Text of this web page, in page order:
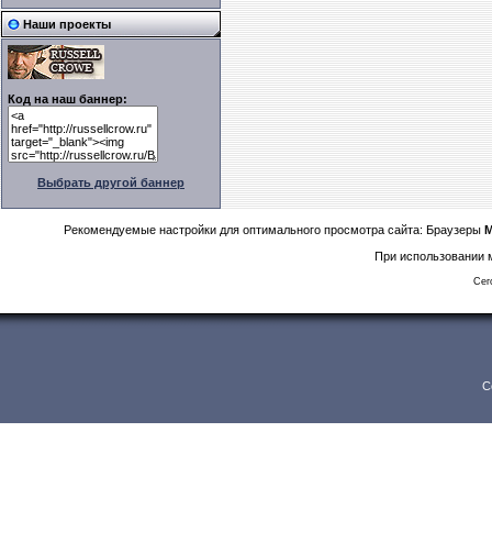
Наши проекты
Код на наш баннер:
Выбрать другой баннер
Рекомендуемые настройки для оптимального просмотра сайта: Браузеры
При использовании